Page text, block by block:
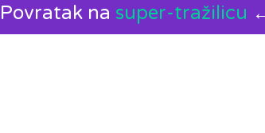
na super-tražilicu